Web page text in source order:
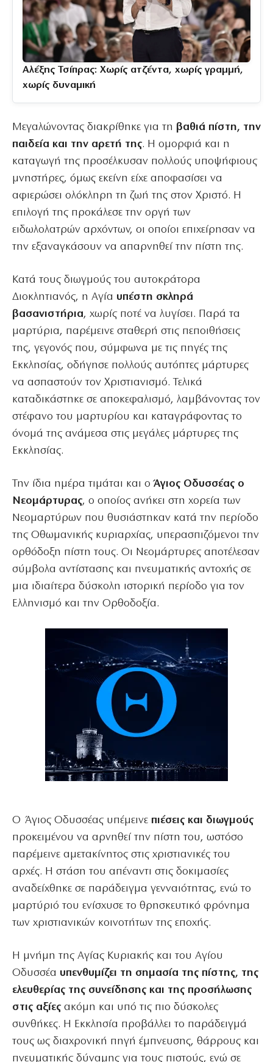
Αλέξης Τσίπρας: Χωρίς ατζέντα, χωρίς γραμμή,
χωρίς δυναμική
Μεγαλώνοντας διακρίθηκε για τη βαθιά πίστη, την
παιδεία και την αρετή της. Η ομορφιά και η
καταγωγή της προσέλκυσαν πολλούς υποψήφιους
μνηστήρες, όμως εκείνη είχε αποφασίσει να
αφιερώσει ολόκληρη τη ζωή της στον Χριστό. Η
επιλογή της προκάλεσε την οργή των
ειδωλολατρών αρχόντων, οι οποίοι επιχείρησαν να
την εξαναγκάσουν να απαρνηθεί την πίστη της.
Κατά τους διωγμούς του αυτοκράτορα
Διοκλητιανός, η Αγία υπέστη σκληρά
βασανιστήρια, χωρίς ποτέ να λυγίσει. Παρά τα
μαρτύρια, παρέμεινε σταθερή στις πεποιθήσεις
της, γεγονός που, σύμφωνα με τις πηγές της
Εκκλησίας, οδήγησε πολλούς αυτόπτες μάρτυρες
να ασπαστούν τον Χριστιανισμό. Τελικά
καταδικάστηκε σε αποκεφαλισμό, λαμβάνοντας τον
στέφανο του μαρτυρίου και καταγράφοντας το
όνομά της ανάμεσα στις μεγάλες μάρτυρες της
Εκκλησίας.
Την ίδια ημέρα τιμάται και οΆγιος Οδυσσέας ο
Νεομάρτυρας, ο οποίος ανήκει στη χορεία των
Νεομαρτύρων που θυσιάστηκαν κατά την περίοδο
της Οθωμανικής κυριαρχίας, υπερασπιζόμενοι την
ορθόδοξη πίστη τους. Οι Νεομάρτυρες αποτέλεσαν
σύμβολα αντίστασης και πνευματικής αντοχής σε
μια ιδιαίτερα δύσκολη ιστορική περίοδο για τον
Ελληνισμό και την Ορθοδοξία.
Ο Άγιος Οδυσσέας υπέμεινε πιέσεις και διωγμούς
προκειμένου να αρνηθεί την πίστη του, ωστόσο
παρέμεινε αμετακίνητος στις χριστιανικές του
αρχές. Η στάση του απέναντι στις δοκιμασίες
αναδείχθηκε σε παράδειγμα γενναιότητας, ενώ το
μαρτύριό του ενίσχυσε το θρησκευτικό φρόνημα
των χριστιανικών κοινοτήτων της εποχής.
Η μνήμη της Αγίας Κυριακής και του Αγίου
Οδυσσέα υπενθυμίζει τη σημασία της πίστης, της
ελευθερίας της συνείδησης και της προσήλωσης
στις αξίες ακόμη και υπό τις πιο δύσκολες
συνθήκες. Η Εκκλησία προβάλλει το παράδειγμά
τους ως διαχρονική πηγή έμπνευσης, θάρρους και
πνευματικής δύναμης για τους πιστούς, ενώ σε